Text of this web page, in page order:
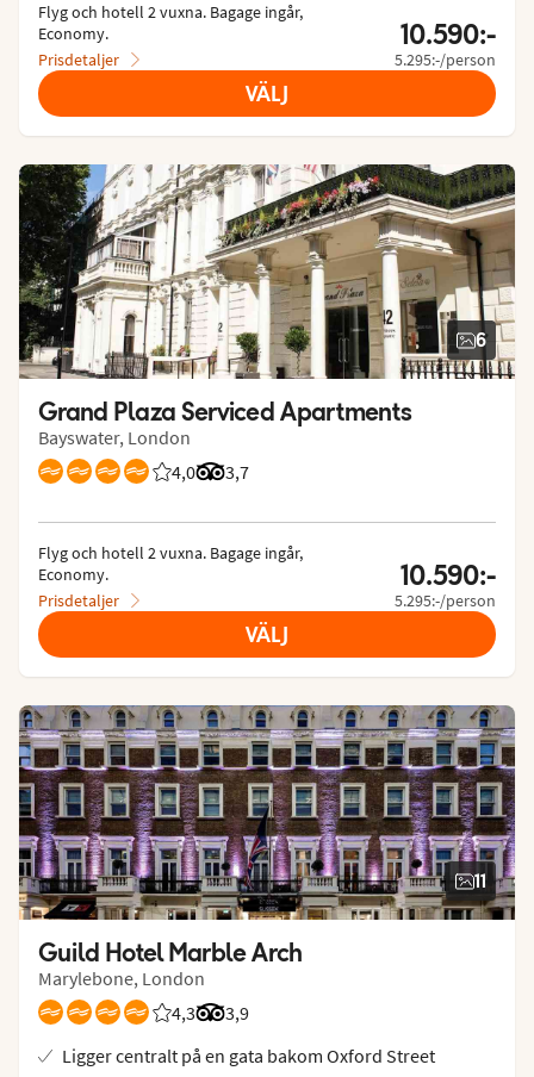
Flyg och hotell 2 vuxna. Bagage ingår,
Economy.
Prisdetaljer
10.590:-
5.295:-/person
VÄLJ
6
Grand Plaza Serviced Apartments
Bayswater, London
4,0
Betyg från Vings gäster: 4/5
3,7
Betyg från Tripadvisor: 3.7 of 5
Flyg och hotell 2 vuxna. Bagage ingår,
Economy.
Prisdetaljer
10.590:-
5.295:-/person
VÄLJ
11
Guild Hotel Marble Arch
Marylebone, London
4,3
Betyg från Vings gäster: 4.25/5
3,9
Betyg från Tripadvisor: 3.9 of 5
Ligger centralt på en gata bakom Oxford Street